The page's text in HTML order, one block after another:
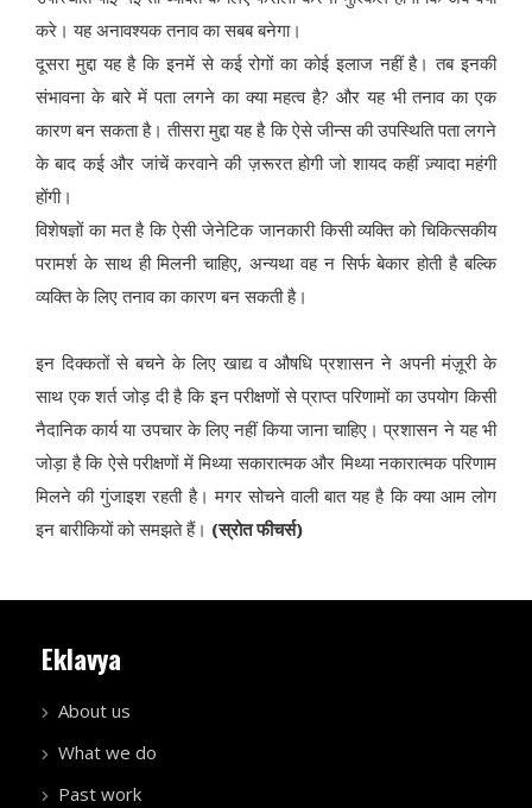
करे। यह अनावश्यक तनाव का सबब बनेगा।
दूसरा मुद्दा यह है कि इनमें से कई रोगों का कोई इलाज नहीं है। तब इनकी
संभावना के बारे में पता लगने का क्या महत्व है? और यह भी तनाव का एक
कारण बन सकता है। तीसरा मुद्दा यह है कि ऐसे जीन्स की उपस्थिति पता लगने
के बाद कई और जांचें करवाने की ज़रूरत होगी जो शायद कहीं ज़्यादा महंगी
होंगी।
विशेषज्ञों का मत है कि ऐसी जेनेटिक जानकारी किसी व्यक्ति को चिकित्सकीय
परामर्श के साथ ही मिलनी चाहिए, अन्यथा वह न सिर्फ बेकार होती है बल्कि
व्यक्ति के लिए तनाव का कारण बन सकती है।
इन दिक्कतों से बचने के लिए खाद्य व औषधि प्रशासन ने अपनी मंज़ूरी के
साथ एक शर्त जोड़ दी है कि इन परीक्षणों से प्राप्त परिणामों का उपयोग किसी
नैदानिक कार्य या उपचार के लिए नहीं किया जाना चाहिए। प्रशासन ने यह भी
जोड़ा है कि ऐसे परीक्षणों में मिथ्या सकारात्मक और मिथ्या नकारात्मक परिणाम
मिलने की गुंजाइश रहती है। मगर सोचने वाली बात यह है कि क्या आम लोग
इन बारीकियों को समझते हैं। (स्रोत फीचर्स)
Eklavya
About us
What we do
Past work